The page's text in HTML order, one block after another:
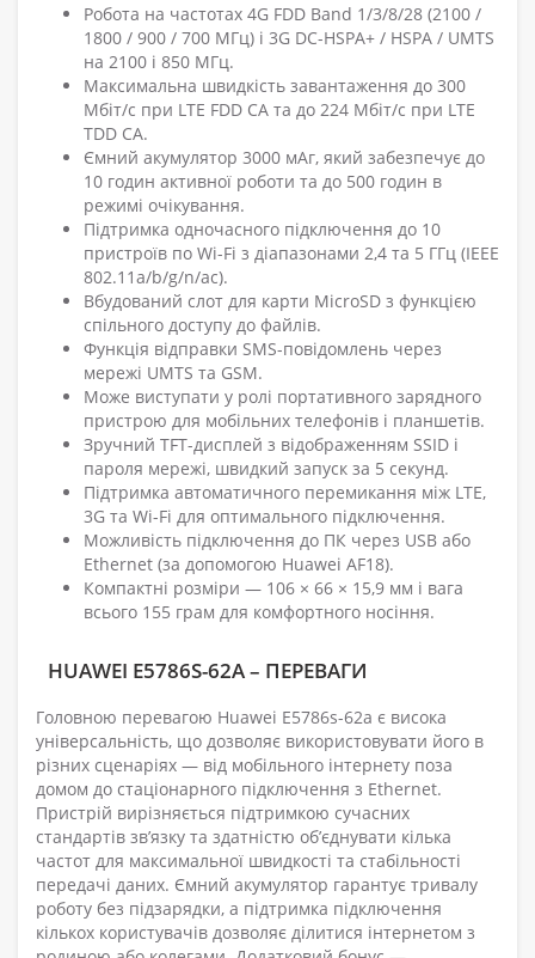
Робота на частотах 4G FDD Band 1/3/8/28 (2100 /
1800 / 900 / 700 МГц) і 3G DC-HSPA+ / HSPA / UMTS
на 2100 і 850 МГц.
Максимальна швидкість завантаження до 300
Мбіт/с при LTE FDD CA та до 224 Мбіт/с при LTE
TDD CA.
Ємний акумулятор 3000 мАг, який забезпечує до
10 годин активної роботи та до 500 годин в
режимі очікування.
Підтримка одночасного підключення до 10
пристроїв по Wi-Fi з діапазонами 2,4 та 5 ГГц (IEEE
802.11a/b/g/n/ac).
Вбудований слот для карти MicroSD з функцією
спільного доступу до файлів.
Функція відправки SMS-повідомлень через
мережі UMTS та GSM.
Може виступати у ролі портативного зарядного
пристрою для мобільних телефонів і планшетів.
Зручний TFT-дисплей з відображенням SSID і
пароля мережі, швидкий запуск за 5 секунд.
Підтримка автоматичного перемикання між LTE,
3G та Wi-Fi для оптимального підключення.
Можливість підключення до ПК через USB або
Ethernet (за допомогою Huawei AF18).
Компактні розміри — 106 × 66 × 15,9 мм і вага
всього 155 грам для комфортного носіння.
HUAWEI E5786S-62A – ПЕРЕВАГИ
Головною перевагою Huawei E5786s-62a є висока
універсальність, що дозволяє використовувати його в
різних сценаріях — від мобільного інтернету поза
домом до стаціонарного підключення з Ethernet.
Пристрій вирізняється підтримкою сучасних
стандартів зв’язку та здатністю об’єднувати кілька
частот для максимальної швидкості та стабільності
передачі даних. Ємний акумулятор гарантує тривалу
роботу без підзарядки, а підтримка підключення
кількох користувачів дозволяє ділитися інтернетом з